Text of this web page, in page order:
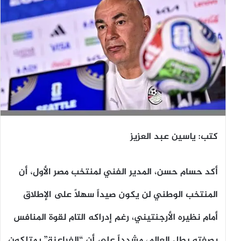
كتب: ياسين عبد العزيز
أكد حسام حسن، المدير الفني لمنتخب مصر الأول، أن
المنتخب الوطني لن يكون صيداً سهلاً على الإطلاق
أمام نظيره الأرجنتيني، رغم إدراكه التام لقوة المنافس